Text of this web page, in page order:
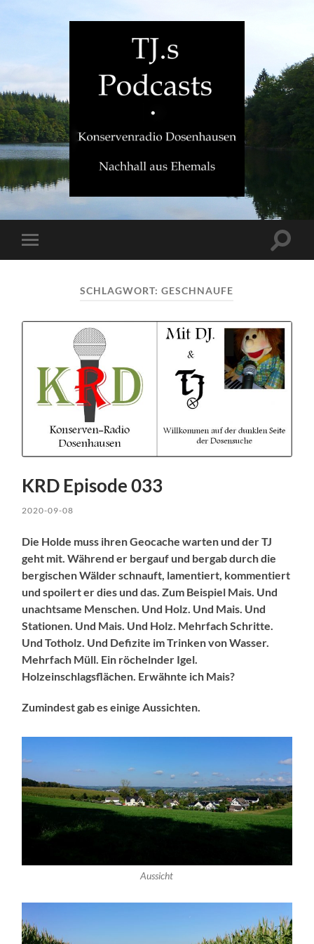
TJ.s
Mobile-
Menü
SCHLAGWORT:GESCHNAUFE
KRD Episode 033
2020-09-08
Die Holde muss ihren Geocache warten und der TJ
geht mit. Während er bergauf und bergab durch die
bergischen Wälder schnauft, lamentiert, kommentiert
und spoilert er dies und das. Zum Beispiel Mais. Und
unachtsame Menschen. Und Holz. Und Mais. Und
Stationen. Und Mais. Und Holz. Mehrfach Schritte.
Und Totholz. Und Defizite im Trinken von Wasser.
Mehrfach Müll. Ein röchelnder Igel.
Holzeinschlagsflächen. Erwähnte ich Mais?
Zumindest gab es einige Aussichten.
Aussicht